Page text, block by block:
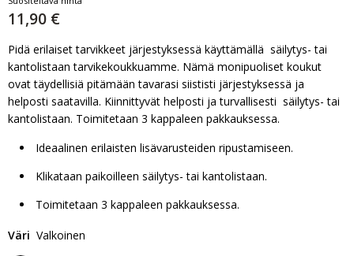
11,90 €
Pidä erilaiset tarvikkeet järjestyksessä käyttämällä säilytys- tai
kantolistaan tarvikekoukkuamme. Nämä monipuoliset koukut
ovat täydellisiä pitämään tavarasi siististi järjestyksessä ja
helposti saatavilla. Kiinnittyvät helposti ja turvallisesti säilytys- tai
kantolistaan. Toimitetaan 3 kappaleen pakkauksessa.
Ideaalinen erilaisten lisävarusteiden ripustamiseen.
Klikataan paikoilleen säilytys- tai kantolistaan.
Toimitetaan 3 kappaleen pakkauksessa.
Väri Valkoinen